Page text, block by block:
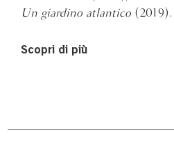
Un giardino atlantico (2019).
Scopri di più